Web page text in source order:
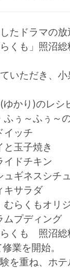
たドラマの
くも」照沼
いただき、
り)のレシ
ぅ～ふぅ～
チ
焼き
キン
シチュ
ラダ
リジナ
ィング
くも 照沼総
業を開始。
を重ね、ホ